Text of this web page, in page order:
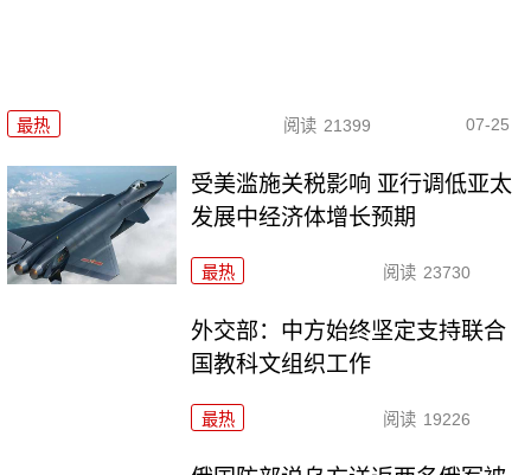
最热 阅读 21399 07-25
受美滥施关税影响 亚行调低亚太
发展中经济体增长预期
最热 阅读 23730
外交部：中方始终坚定支持联合
国教科文组织工作
最热 阅读 19226